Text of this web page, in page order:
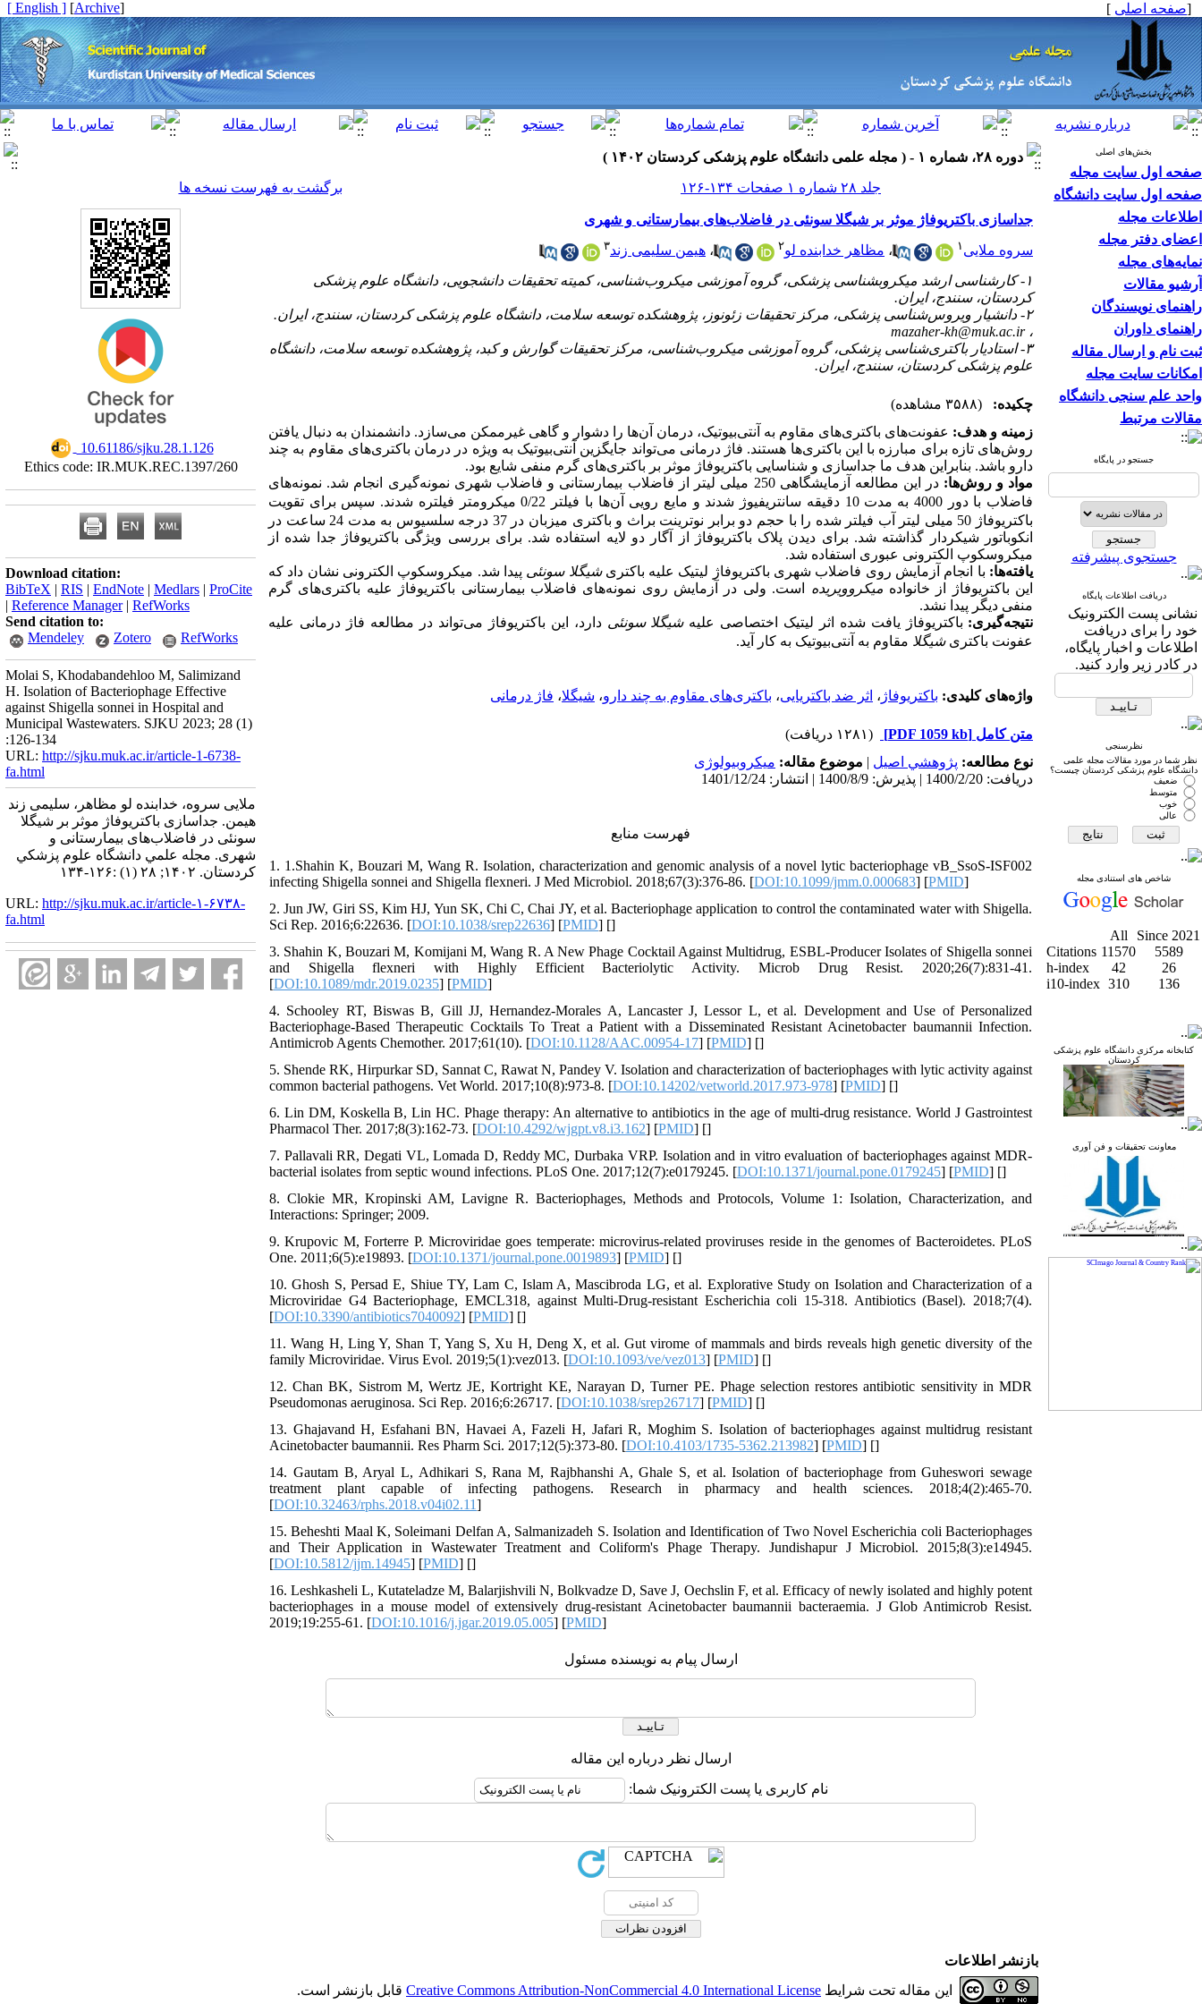
[صفحه اصلی ]
[
Archive
]
[ English ]
بخش‌های اصلی
صفحه اول سایت مجله
صفحه اول سایت دانشگاه
اطلاعات مجله
اعضای دفتر مجله
نمایه‌های مجله
آرشیو مقالات
راهنمای نویسندگان
راهنمای داوران
ثبت نام و ارسال مقاله
امکانات سایت مجله
واحد علم سنجی دانشگاه
مقالات مرتبط
جستجو در پایگاه
جستجوی پیشرفته
دریافت اطلاعات پایگاه
نشانی پست الکترونیک
خود را برای دریافت
اطلاعات و اخبار پایگاه،
در کادر زیر وارد کنید.
نظرسنجی
نظر شما در مورد مقالات مجله علمی
دانشگاه علوم پزشکی کردستان چیست؟
ضعیف
متوسط
خوب
عالی
شاخص های استنادی مجله
All
Since 2021
Citations 11570
5589
h-index
42
26
i10-index 310 136
کتابخانه مرکزی دانشگاه علوم پزشکی
کردستان
معاونت تحقیقات و فن آوری
دوره ۲۸، شماره ۱ - ( مجله علمی دانشگاه علوم پزشکی کردستان ۱۴۰۲ )
جلد ۲۸ شماره ۱ صفحات ۱۳۴-۱۲۶
برگشت به فهرست نسخه ها
جداسازی باکتریوفاژ موثر بر شیگلا سونئی در فاضلاب‌های بیمارستانی و شهری
سروه ملایی ۱ ، مظاهر خدابنده لو۲ ، هیمن سلیمی زند۳
۱- کارشناسی ارشد میکروبشناسی پزشکی، گروه آموزشی میکروب‌شناسی، کمیته تحقیقات دانشجویی، دانشگاه علوم پزشکی
کردستان، سنندج، ایران.
۲- دانشیار ویروس‌شناسی پزشکی، مرکز تحقیقات زئونوز، پژوهشکده توسعه سلامت، دانشگاه علوم پزشکی کردستان، سنندج، ایران.
،mazaher-kh@muk.ac.ir
۳- استادیار باکتری‌شناسی پزشکی، گروه آموزشی میکروب‌شناسی، مرکز تحقیقات گوارش و کبد، پژوهشکده توسعه سلامت، دانشگاه
علوم پزشکی کردستان، سنندج، ایران.
چکیده:
(۳۵۸۸ مشاهده)
زمینه و هدف: عفونت‌های‌ باکتری‌های مقاوم به آنتی‌بیوتیک، درمان آن‌ها را دشوار و گاهی غیرممکن می‌سازد. دانشمندان به دنبال یافتن
رو‌ش‌های تازه برای مبارزه با این باکتری‌ها هستند. فاژ درمانی می‌تواند جایگزین آنتی‌بیوتیک به ویژه در درمان باکتری‌های مقاوم به چند
‌دارو باشد. بنابراین هدف ما جداسازی و شناسایی باکتریوفاژ موثر بر باکتری‌های گرم منفی شایع بود.
مواد و روشها: در این مطالعه آزمایشگاهی 250 میلی لیتر از فاضلاب بیمارستانی و فاضلاب شهری نمونه گیری انجام شد. نمونه‌های
فاضلاب بادور 4000 به مدت 10 دقیقه
سانتریفیوژ شدند و مایع رویی آن‌ها با فیلتر 0/22 میکرومتر فیلتره شدند. سپس برای تقویت
باکتریوفاژ 50 میلی لیتر آب فیلتر ‌شده را با حجم دو برابر نوترینت براث و باکتری میزبان در 37 درجه سلسیوس به مدت 24 ساعت در
انکوباتور شیکردار گذاشته شد. برای دیدن پلاک باکتریوفاژ از آگار دو لایه استفاده شد. برای بررسی ویژگی باکتریوفاژ جدا شده
از
میکروسکوپ الکترونی عبوری استفاده شد.
یافتهها: با انجام آزمایش روی فاضلاب شهری باکتریوفاژ لیتیک علیه باکتریشیگلا سونئی پیدا شد. میکروسکوپ الکترونی نشان داد که
این باکتریوفاژ از خانواده میکروویریده است. ولی در
آزمایش روی نمونه‌های فاضلاب بیمارستانی باکتریوفاژ علیه باکتری‌های گرم
منفی دیگر پیدا نشد.
نتیجهگیری: باکتریوفاژ یافت شده اثر لیتیک اختصاصی علیهشیگلا سونئیدارد، این باکتریوفاژ میتواند در مطالعه فاژ درمانی علیه
عفونت باکتریشیگلا مقاوم به آنتی‌بیوتیک به کار آید.
واژه‌های کلیدی: باکتریوفاژ ، اثر ضد ‌باکتریایی، باکتری‌های مقاوم به چند دارو، شیگلا، فاژ درمانی
متن کامل [PDF 1059 kb]
(۱۲۸۱ دریافت)
نوع مطالعه: پژوهشي اصیل | موضوع مقاله: میکروبیولوژی
دریافت: 1400/2/20 | پذیرش: 1400/8/9 | انتشار: 1401/12/24
فهرست منابع
1. 1.Shahin K, Bouzari M, Wang R. Isolation, characterization and genomic analysis of a novel lytic bacteriophage vB_SsoS-ISF002
infecting Shigella sonnei and Shigella flexneri. J Med Microbiol. 2018;67(3):376-86. [DOI:10.1099/jmm.0.000683] [PMID]
2. Jun JW, Giri SS, Kim HJ, Yun SK, Chi C, Chai JY, et al. Bacteriophage application to control the contaminated water with Shigella.
Sci Rep. 2016;6:22636. [DOI:10.1038/srep22636] [PMID] []
3. Shahin K, Bouzari M, Komijani M, Wang R. A New Phage Cocktail Against Multidrug, ESBL-Producer Isolates of Shigella sonnei
and Shigella flexneri with Highly Efficient Bacteriolytic Activity. Microb Drug Resist. 2020;26(7):831-41.
[DOI:10.1089/mdr.2019.0235] [PMID]
4. Schooley RT, Biswas B, Gill JJ, Hernandez-Morales A, Lancaster J, Lessor L, et al. Development and Use of Personalized
Bacteriophage-Based Therapeutic Cocktails To Treat a Patient with a Disseminated Resistant Acinetobacter baumannii Infection.
Antimicrob Agents Chemother. 2017;61(10). [DOI:10.1128/AAC.00954-17] [PMID] []
5. Shende RK, Hirpurkar SD, Sannat C, Rawat N, Pandey V. Isolation and characterization of bacteriophages with lytic activity against
common bacterial pathogens. Vet World. 2017;10(8):973-8. [DOI:10.14202/vetworld.2017.973-978] [PMID] []
6. Lin DM, Koskella B, Lin HC. Phage therapy: An alternative to antibiotics in the age of multi-drug resistance. World J Gastrointest
Pharmacol Ther. 2017;8(3):162-73. [DOI:10.4292/wjgpt.v8.i3.162] [PMID] []
7. Pallavali RR, Degati VL, Lomada D, Reddy MC, Durbaka VRP. Isolation and in vitro evaluation of bacteriophages against MDR-
bacterial isolates from septic wound infections. PLoS One. 2017;12(7):e0179245. [DOI:10.1371/journal.pone.0179245] [PMID] []
8. Clokie MR, Kropinski AM, Lavigne R. Bacteriophages, Methods and Protocols, Volume 1: Isolation, Characterization, and
Interactions: Springer; 2009.
9. Krupovic M, Forterre P. Microviridae goes temperate: microvirus-related proviruses reside in the genomes of Bacteroidetes. PLoS
One. 2011;6(5):e19893. [DOI:10.1371/journal.pone.0019893] [PMID] []
10. Ghosh S, Persad E, Shiue TY, Lam C, Islam A, Mascibroda LG, et al. Explorative Study on Isolation and Characterization of a
Microviridae G4 Bacteriophage, EMCL318, against Multi-Drug-resistant Escherichia coli 15-318. Antibiotics (Basel). 2018;7(4).
[DOI:10.3390/antibiotics7040092] [PMID] []
11. Wang H, Ling Y, Shan T, Yang S, Xu H, Deng X, et al. Gut virome of mammals and birds reveals high genetic diversity of the
family Microviridae. Virus Evol. 2019;5(1):vez013. [DOI:10.1093/ve/vez013] [PMID] []
12. Chan BK, Sistrom M, Wertz JE, Kortright KE, Narayan D, Turner PE. Phage selection restores antibiotic sensitivity in MDR
Pseudomonas aeruginosa. Sci Rep. 2016;6:26717. [DOI:10.1038/srep26717] [PMID] []
13. Ghajavand H, Esfahani BN, Havaei A, Fazeli H, Jafari R, Moghim S. Isolation of bacteriophages against multidrug resistant
Acinetobacter baumannii. Res Pharm Sci. 2017;12(5):373-80. [DOI:10.4103/1735-5362.213982] [PMID] []
14. Gautam B, Aryal L, Adhikari S, Rana M, Rajbhanshi A, Ghale S, et al. Isolation of bacteriophage from Guheswori sewage
treatment plant capable of infecting pathogens. Research in pharmacy and health sciences. 2018;4(2):465-70.
[DOI:10.32463/rphs.2018.v04i02.11]
15. Beheshti Maal K, Soleimani Delfan A, Salmanizadeh S. Isolation and Identification of Two Novel Escherichia coli Bacteriophages
and Their Application in Wastewater Treatment and Coliform's Phage Therapy. Jundishapur J Microbiol. 2015;8(3):e14945.
[DOI:10.5812/jjm.14945] [PMID] []
16. Leshkasheli L, Kutateladze M, Balarjishvili N, Bolkvadze D, Save J, Oechslin F, et al. Efficacy of newly isolated and highly potent
bacteriophages in a mouse model of extensively drug-resistant Acinetobacter baumannii bacteraemia. J Glob Antimicrob Resist.
2019;19:255-61. [DOI:10.1016/j.jgar.2019.05.005] [PMID]
ارسال پیام به نویسنده مسئول
ارسال نظر درباره این مقاله
نام کاربری یا پست الکترونیک شما:
‎ 10.61186/sjku.28.1.126
Ethics code: IR.MUK.REC.1397/260
Download citation:
BibTeX | RIS | EndNote | Medlars | ProCite
| Reference Manager| RefWorks
Send citation to:
Mendeley
Zotero RefWorks
Molai S, Khodabandehloo M, Salimizand
H. Isolation of Bacteriophage Effective
against Shigella sonnei in Hospital and
Municipal Wastewaters. SJKU 2023; 28 (1)
:126-134
URL: http://sjku.muk.ac.ir/article-1-6738-
fa.html
ملایی سروه، خدابنده لو مظاهر، سلیمی زند
هیمن. جداسازی باکتریوفاژ موثر بر شیگلا
سونئی در فاضلاب‌های بیمارستانی و
شهری. مجله علمي دانشگاه علوم پزشكي
كردستان. ۱۴۰۲; ۲۸ (۱) :۱۲۶-۱۳۴
URL: http://sjku.muk.ac.ir/article-۱-۶۷۳۸-
fa.html
بازنشر اطلاعات
این مقاله تحت شرایط Creative Commons Attribution-NonCommercial 4.0 International License قابل بازنشر است.